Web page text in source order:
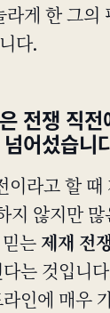
라게 한 그의
다.
전쟁 직전
어섰습니
이라고 할 때
지 않지만 많
는 제재 전
는 것입니
인에 매우